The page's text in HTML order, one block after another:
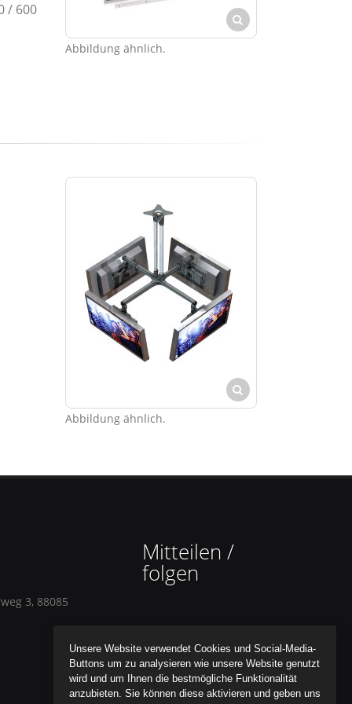
/ 600
Abbildung ähnlich.
Abbildung ähnlich.
3, 88085
Mitteilen /
folgen
Unsere Website verwendet Cookies und Social-Media-
Buttons um zu analysieren wie unsere Website genutzt
wird und um Ihnen die bestmögliche Funktionalität
anzubieten. Sie können diese aktivieren und geben uns